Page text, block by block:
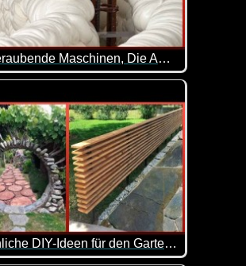
Atemberaubende Maschinen, Die Auf Einem Anderen Level Sind - 2
postindustriellen Welt stoßen wir an
Erstaunliche DIY-Ideen für den Garten, die Ihr Zuhause aufwerten - 3